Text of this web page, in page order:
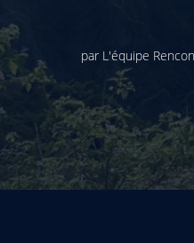
par L'équipe